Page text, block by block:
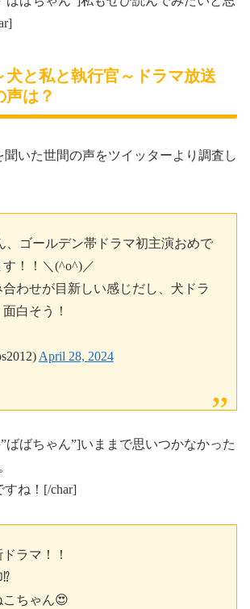
犬と私と執行官～ドラマ放送
声は？
聞いた世間の声をツイッターより調査し
、ゴールデン帯ドラマ初主演おめで
！！＼(^o^)／
合わせが目新しい感じだし、犬ドラ
白そう！
April 28, 2024
ばばちゃん”]いままで思いつかなかった
すね！[/char]
ラマ！！
⁉️
こちゃん😍